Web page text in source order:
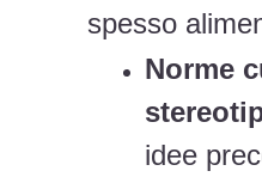
spesso
Norme
idee